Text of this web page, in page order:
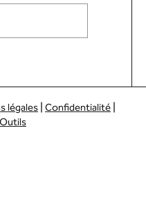
légales|Confidentialité|
Outils